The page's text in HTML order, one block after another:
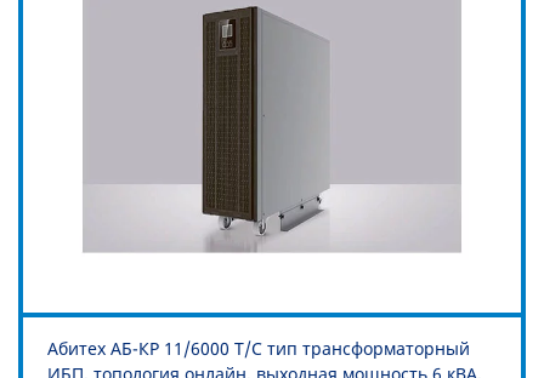
Абитех АБ-КР 11/6000 Т/С тип трансформаторный